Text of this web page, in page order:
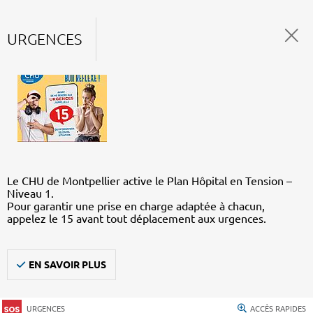
URGENCES
Le CHU de Montpellier active le Plan Hôpital en Tension –
Niveau 1.
Pour garantir une prise en charge adaptée à chacun,
appelez le 15 avant tout déplacement aux urgences.
EN SAVOIR PLUS
URGENCES ACCÈS RAPIDES